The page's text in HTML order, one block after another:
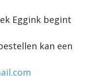
Eggink begint
kan een